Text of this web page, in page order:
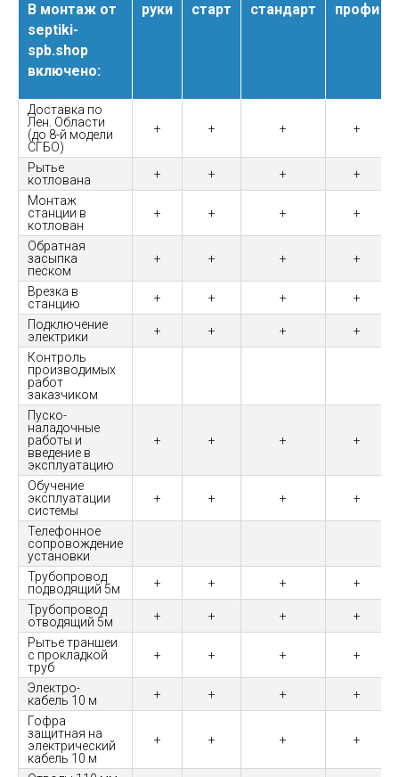
В монтаж от
septiki-
spb.shop
включено:
руки старт стандарт профи
Доставка по
Лен. Области
(до 8-й модели
СГБО)
+ + + +
Рытье
котлована
+ + +
+
Монтаж
станции в
котлован
+ + + +
Обратная
засыпка
песком
+ + + +
Врезка в
станцию
+ + +
+
Подключение
электрики
+ + +
+
Контроль
производимых
работ
заказчиком
Пуско-
наладочные
работы и
введение в
эксплуатацию
+ + + +
Обучение
эксплуатации
системы
+ + + +
Телефонное
сопровождение
установки
Трубопровод
подводящий 5м
+ + +
+
Трубопровод
отводящий 5м
+ + +
+
Рытье траншеи
с прокладкой
труб
+ + + +
Электро-
кабель 10 м
+ + +
+
Гофра
защитная на
электрический
кабель 10 м
+ + + +